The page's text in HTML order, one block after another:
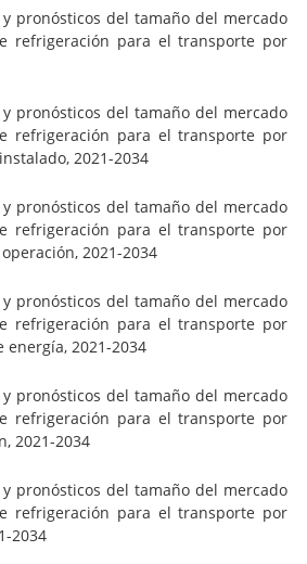
pronósticos del tamaño del mercado
refrigeración para el transporte por
pronósticos del tamaño del mercado
refrigeración para el transporte por
2021-2034
pronósticos del tamaño del mercado
refrigeración para el transporte por
2021-2034
pronósticos del tamaño del mercado
refrigeración para el transporte por
2021-2034
pronósticos del tamaño del mercado
refrigeración para el transporte por
2021-2034
y pronósticos del tamaño del mercado
refrigeración para el transporte por
2034